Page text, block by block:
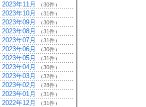
2023年11月 （30件）
2023年10月 （31件）
2023年09月 （30件）
2023年08月 （31件）
2023年07月 （31件）
2023年06月 （30件）
2023年05月 （31件）
2023年04月 （30件）
2023年03月 （32件）
2023年02月 （28件）
2023年01月 （31件）
2022年12月 （31件）